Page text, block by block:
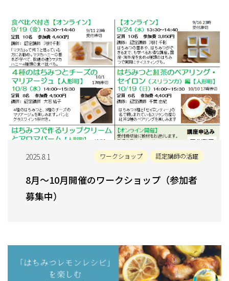
2025.8.1 ワークショップ 認定講師の活躍
8月～10月開催のワークショップ（参加者
募集中）